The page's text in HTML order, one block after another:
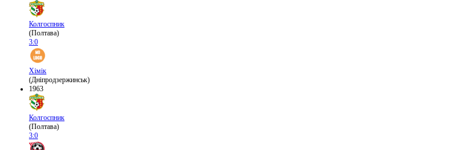
Колгоспник
(Полтава)
3:0
Хімік
(Дніпродзержинськ)
1963
Колгоспник
(Полтава)
3:0